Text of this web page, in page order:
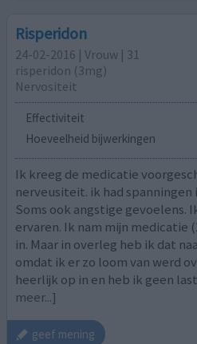
Risperidon
24-02-2016 | Vrouw | 31
risperidon (3mg)
Nervositeit
Effectiviteit
Hoeveelheid bijwerkingen
Ik kreeg de medicatie
nerveusiteit. ik had spanningen
Soms ook angstige gevoelens.
ervaren. Ik nam mijn medicatie
in. Maar in overleg heb ik dat
omdat ik er zo loom van werd
heerlijk op in en heb ik geen
meer...]
geef mening